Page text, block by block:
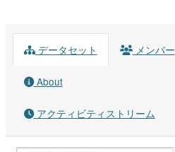
データセット メンバー
About
アクティビティストリーム